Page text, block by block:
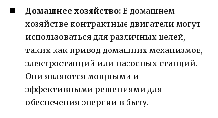
Домашнее хозяйство: В домашнем
хозяйстве контрактные двигатели могут
использоваться для различных целей,
таких как привод домашних механизмов,
электростанций или насосных станций.
Они являются мощными и
эффективными решениями для
обеспечения энергии в быту.